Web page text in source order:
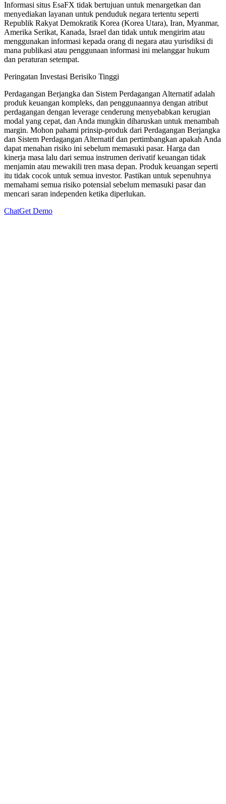
Informasi situs EsaFX tidak bertujuan untuk menargetkan dan
menyediakan layanan untuk penduduk negara tertentu seperti
Republik Rakyat Demokratik Korea (Korea Utara), Iran, Myanmar,
Amerika Serikat, Kanada, Israel dan tidak untuk mengirim atau
menggunakan informasi kepada orang di negara atau yurisdiksi di
mana publikasi atau penggunaan informasi ini melanggar hukum
dan peraturan setempat.
Peringatan Investasi Berisiko Tinggi
Perdagangan Berjangka dan Sistem Perdagangan Alternatif adalah
produk keuangan kompleks, dan penggunaannya dengan atribut
perdagangan dengan leverage cenderung menyebabkan kerugian
modal yang cepat, dan Anda mungkin diharuskan untuk menambah
margin. Mohon pahami prinsip-produk dari Perdagangan Berjangka
dan Sistem Perdagangan Alternatif dan pertimbangkan apakah Anda
dapat menahan risiko ini sebelum memasuki pasar. Harga dan
kinerja masa lalu dari semua instrumen derivatif keuangan tidak
menjamin atau mewakili tren masa depan. Produk keuangan seperti
itu tidak cocok untuk semua investor. Pastikan untuk sepenuhnya
memahami semua risiko potensial sebelum memasuki pasar dan
mencari saran independen ketika diperlukan.
ChatGet Demo